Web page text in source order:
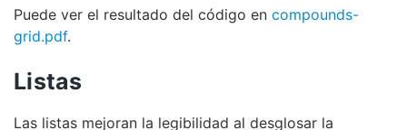
Puede ver el resultado del código en compounds-
grid.pdf.
Listas
Las listas mejoran la legibilidad al desglosar la